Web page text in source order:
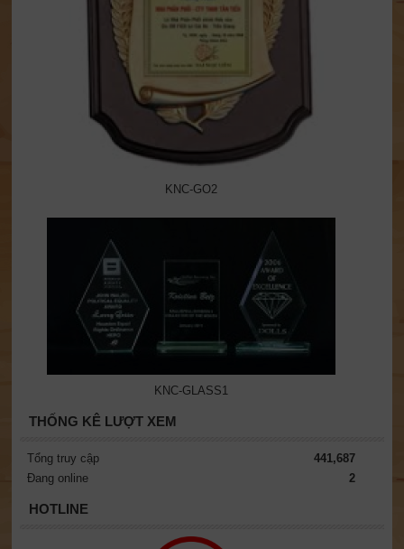
KNC-GO2
KNC-GLASS1
THỐNG KÊ LƯỢT XEM
Tổng truy cập
441,687
Đang online
2
HOTLINE